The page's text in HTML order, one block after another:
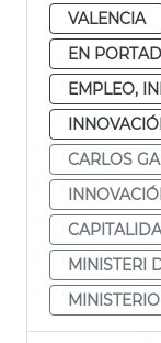
VALENCIA
EN
EMPLEO,
CARLOS
MINISTERI